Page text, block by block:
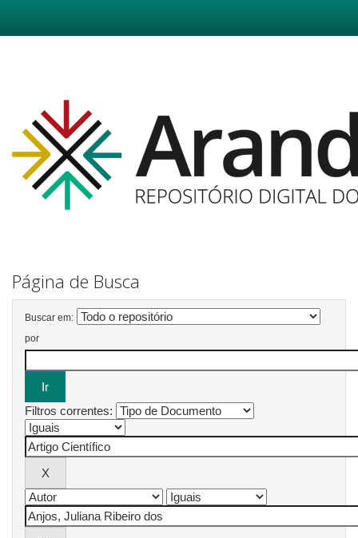
Página de Busca
Buscar em:
por
Filtros correntes: